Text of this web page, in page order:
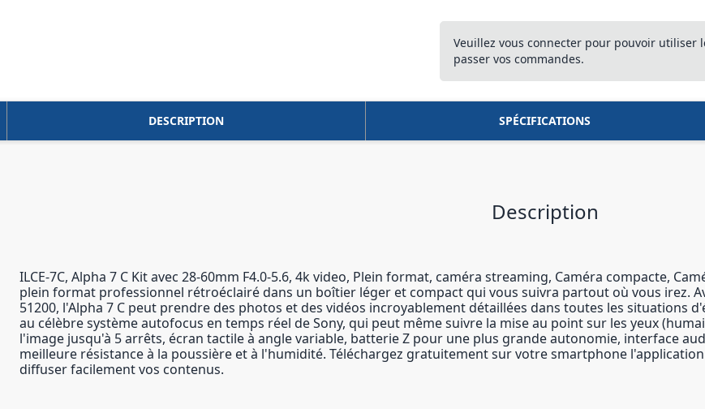
Veuillez vous connecter pour pouvoir utiliser
passer vos commandes.
DESCRIPTION SPÉCIFICATIONS
Description
ILCE-7C, Alpha 7 C Kit avec 28-60mm F4.0-5.6, 4k video, Plein format, caméra streaming, Caméra compacte,
plein format professionnel rétroéclairé dans un boîtier léger et compact qui vous suivra partout où vous irez.
51200, l'Alpha 7 C peut prendre des photos et des vidéos incroyablement détaillées dans toutes les situations
au célèbre système autofocus en temps réel de Sony, qui peut même suivre la mise au point sur les yeux
l'image jusqu'à 5 arrêts, écran tactile à angle variable, batterie Z pour une plus grande autonomie, interface
meilleure résistance à la poussière et à l'humidité. Téléchargez gratuitement sur votre smartphone
diffuser facilement vos contenus.